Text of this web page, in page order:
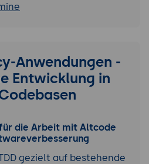
Anwendungen -
Entwicklung in
die Arbeit mit Altcode
gezielt auf bestehende